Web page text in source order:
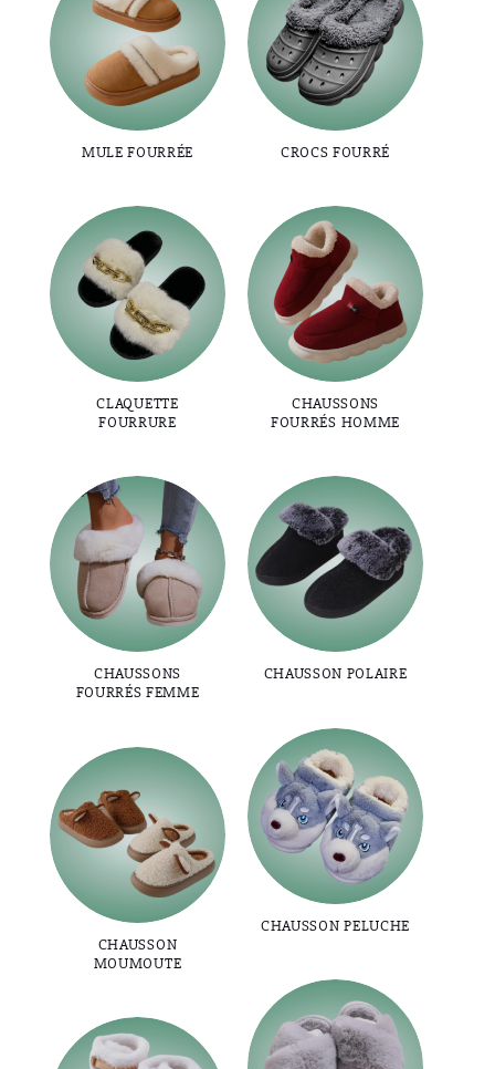
MULE FOURRÉE CROCS FOURRÉ
CLAQUETTE
FOURRURE
CHAUSSONS
FOURRÉS HOMME
CHAUSSONS
FOURRÉS FEMME
CHAUSSON POLAIRE
CHAUSSON PELUCHE
CHAUSSON
MOUMOUTE